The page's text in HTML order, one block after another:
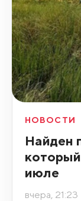
НОВОСТИ
Найден
июле
вчера, 21:23